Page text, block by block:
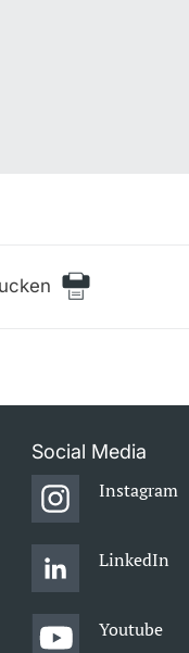
Social Media
Instagram
LinkedIn
Youtube